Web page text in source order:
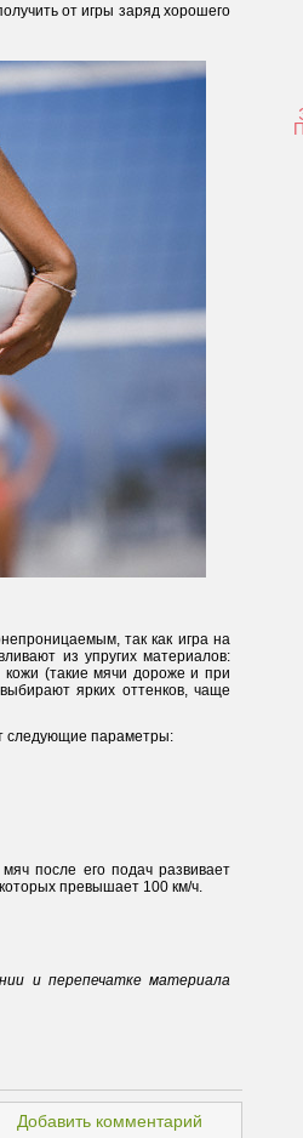
от игры заряд хорошего
так как игра на
из упругих материалов:
кожи (такие мячи дороже и при
ярких оттенков, чаще
следующие параметры:
после его подач развивает
превышает 100 км/ч.
и перепечатке материала
Добавить комментарий